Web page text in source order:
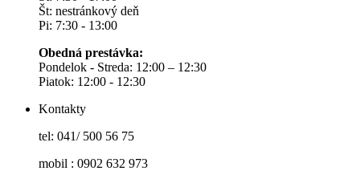
Št: nestránkový deň
Pi: 7:30 - 13:00
Obedná prestávka:
Pondelok - Streda: 12:00 – 12:30
Piatok: 12:00 - 12:30
Kontakty
tel: 041/ 500 56 75
mobil : 0902 632 973